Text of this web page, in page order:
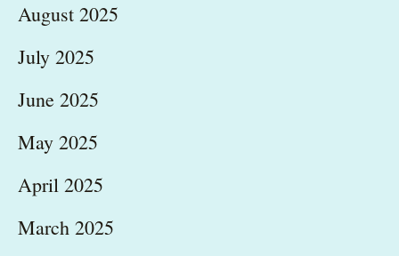
August 2025
July 2025
June 2025
May 2025
April 2025
March 2025